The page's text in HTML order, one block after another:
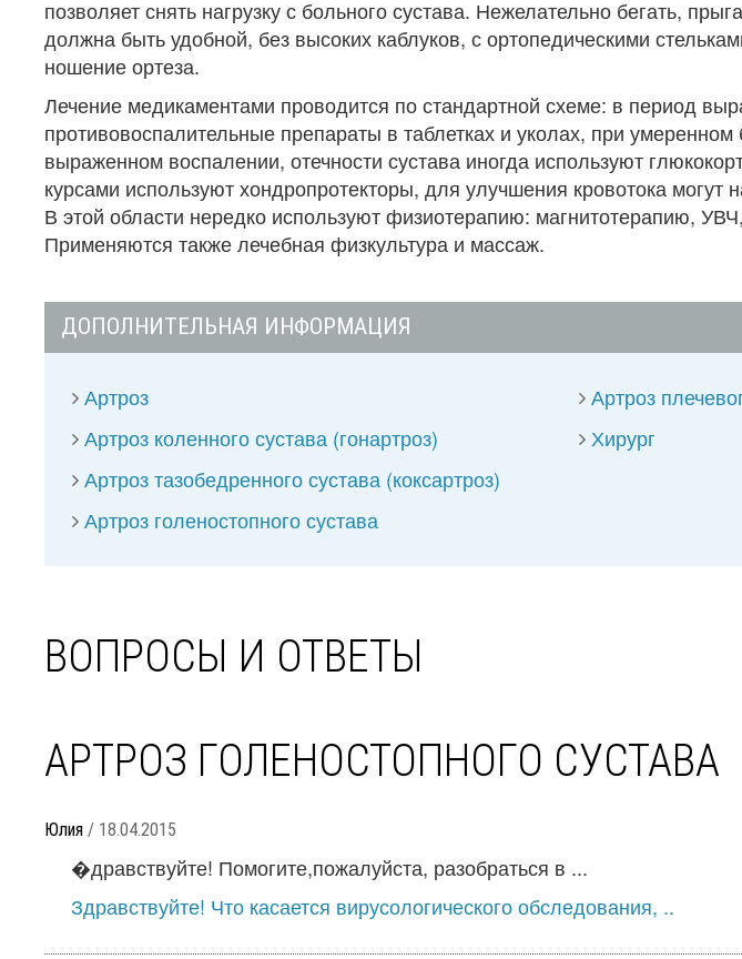
позволяет снять нагрузку с больного сустава. Нежелательно бегать,
должна быть удобной, без высоких каблуков, с ортопедическими
ношение ортеза.
Лечение медикаментами проводится по стандартной схеме: в период
противовоспалительные препараты в таблетках и уколах, при
выраженном воспалении, отечности сустава иногда используют
курсами используют хондропротекторы, для улучшения кровотока могут
В этой области нередко используют физиотерапию: магнитотерапию,
Применяются также лечебная физкультура и массаж.
ДОПОЛНИТЕЛЬНАЯ ИНФОРМАЦИЯ
Артроз
Артроз коленного сустава (гонартроз)
Артроз тазобедренного сустава (коксартроз)
Артроз голеностопного сустава
Артроз
Хирург
ВОПРОСЫ И ОТВЕТЫ
АРТРОЗ ГОЛЕНОСТОПНОГО СУСТАВА
Юлия / 18.04.2015
�дравствуйте! Помогите,пожалуйста, разобраться в ...
Здравствуйте! Что касается вирусологического обследования, ..